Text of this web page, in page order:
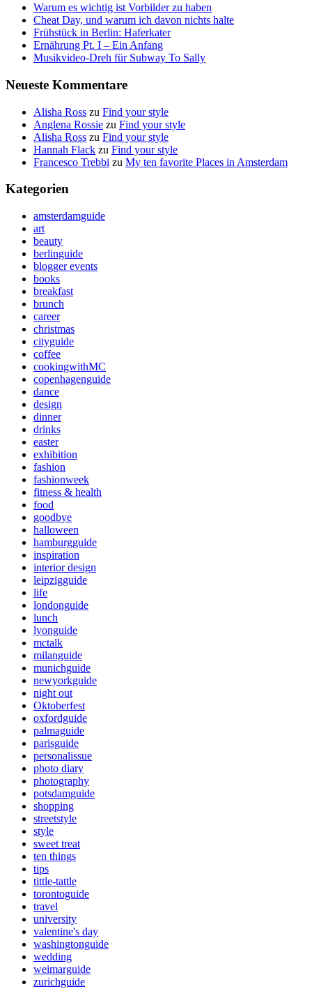
Warum es wichtig ist Vorbilder zu haben
Cheat Day, und warum ich davon nichts halte
Frühstück in Berlin: Haferkater
Ernährung Pt. I – Ein Anfang
Musikvideo-Dreh für Subway To Sally
Neueste Kommentare
Alisha Ross zu Find your style
Anglena Rossie zu Find your style
Alisha Ross zu Find your style
Hannah Flack zu Find your style
Francesco Trebbi zu My ten favorite Places in Amsterdam
Kategorien
amsterdamguide
art
beauty
berlinguide
blogger events
books
breakfast
brunch
career
christmas
cityguide
coffee
cookingwithMC
copenhagenguide
dance
design
dinner
drinks
easter
exhibition
fashion
fashionweek
fitness & health
food
goodbye
halloween
hamburgguide
inspiration
interior design
leipzigguide
life
londonguide
lunch
lyonguide
mctalk
milanguide
munichguide
newyorkguide
night out
Oktoberfest
oxfordguide
palmaguide
parisguide
personalissue
photo diary
photography
potsdamguide
shopping
streetstyle
style
sweet treat
ten things
tips
tittle-tattle
torontoguide
travel
university
valentine's day
washingtonguide
wedding
weimarguide
zurichguide